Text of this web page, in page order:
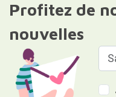
Profitez de
nouvelles